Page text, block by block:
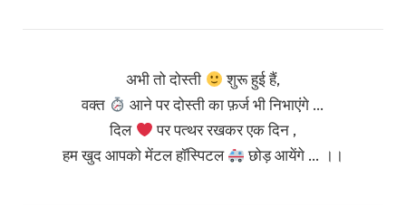
अभी तो दोस्ती
शुरू हुई हैं,
वक्त
आने पर दोस्ती का फ़र्ज भी निभाएंगे …
दिल
पर पत्थर रखकर एक दिन ,
हम खुद आपको मेंटल हॉस्पिटल
छोड़ आयेंगे … ।।